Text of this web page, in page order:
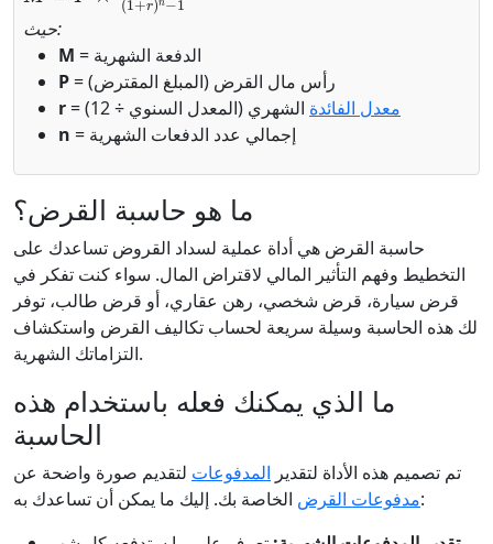
حيث:
M
= الدفعة الشهرية
P
= رأس مال القرض (المبلغ المقترض)
r= معدل الفائدة الشهري (المعدل السنوي ÷ 12)
n
= إجمالي عدد الدفعات الشهرية
ما هو حاسبة القرض؟
حاسبة القرض هي أداة عملية لسداد القروض تساعدك على
التخطيط وفهم التأثير المالي لاقتراض المال. سواء كنت تفكر في
قرض سيارة، قرض شخصي، رهن عقاري، أو قرض طالب، توفر
لك هذه الحاسبة وسيلة سريعة لحساب تكاليف القرض واستكشاف
التزاماتك الشهرية.
ما الذي يمكنك فعله باستخدام هذه
الحاسبة
تم تصميم هذه الأداة لتقدير المدفوعات لتقديم صورة واضحة عن
مدفوعات القرضالخاصة بك. إليك ما يمكن أن تساعدك به: